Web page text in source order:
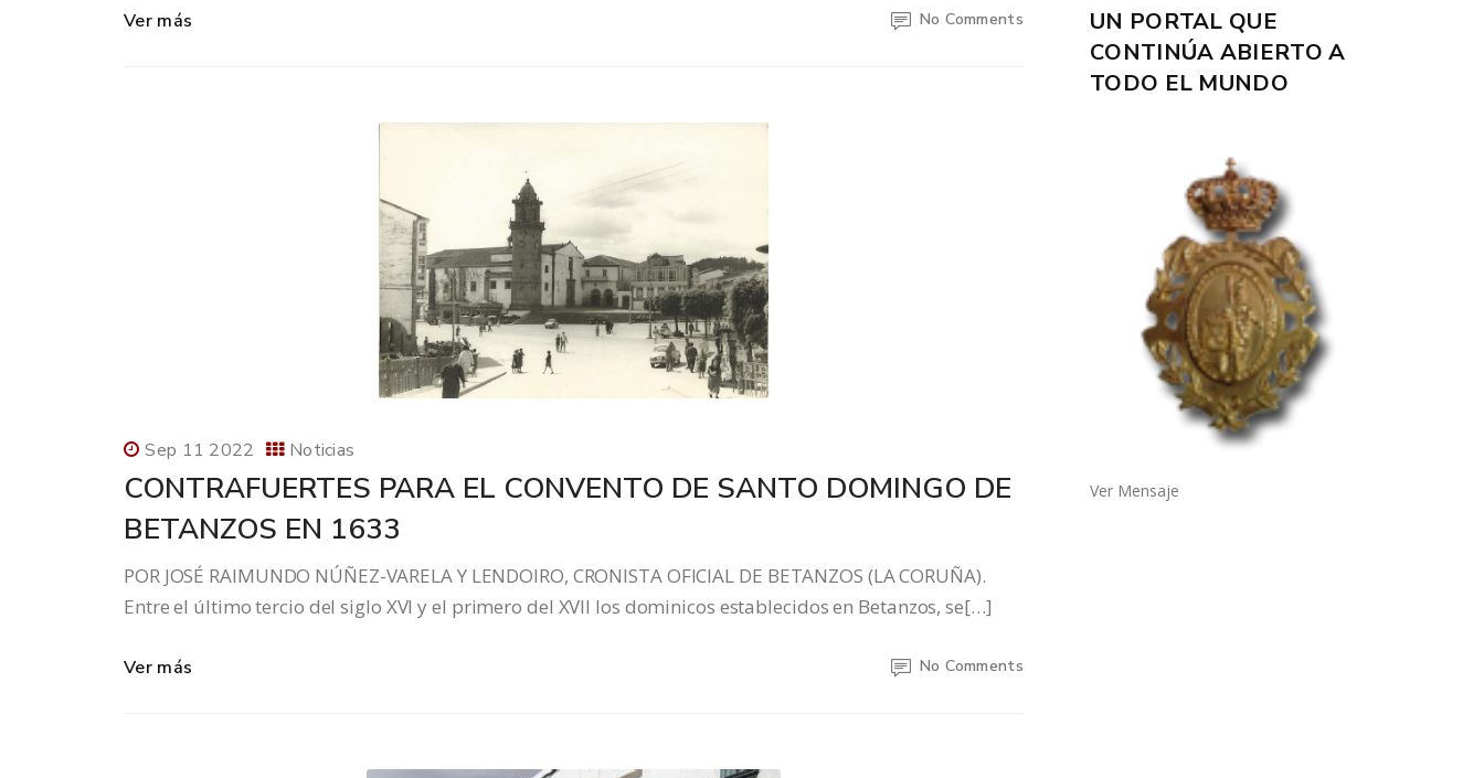
Ver más No Comments
Sep 11 2022 Noticias
CONTRAFUERTES PARA EL CONVENTO DE SANTO DOMINGO DE
BETANZOS EN 1633
POR JOSÉ RAIMUNDO NÚÑEZ-VARELA Y LENDOIRO, CRONISTA OFICIAL DE BETANZOS (LA CORUÑA).
Entre el último tercio del siglo XVI y el primero del XVII los dominicos establecidos en Betanzos, se[…]
Ver más No Comments
UN PORTAL QUE
CONTINÚA ABIERTO A
TODO EL MUNDO
Ver Mensaje